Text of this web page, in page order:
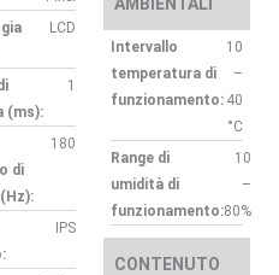
LCD
(ms):
1
di
180
IPS
Intervallo
temperatura di
funzionamento:
10
–
40
°C
Range di
umidità di
funzionamento:
10
–
80%
CONTENUTO